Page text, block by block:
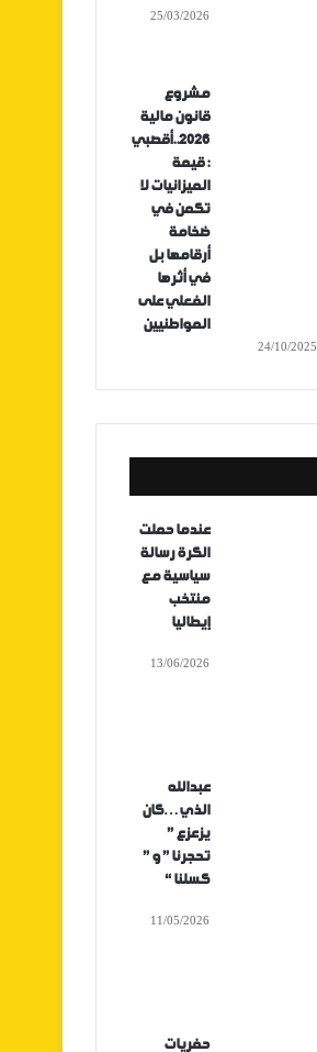
25/03/2026
مشروع
قانون مالية
2026..أقصبي
: قيمة
الميزانيات لا
تكمن في
ضخامة
أرقامها بل
في أثرها
الفعلي على
المواطنيين
24/10/2025
عندما حملت
الكرة رسالة
سياسية مع
منتخب
إيطاليا
13/06/2026
عبدالله
الذي…كان
يزعزع ”
تحجرنا ” و ”
كسلنا “
11/05/2026
حفريات